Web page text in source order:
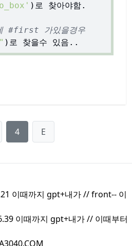
)로 찾아야함.
#first 가있을경우
4 E
이때까지 gpt+내가 //front-- 이
이때까지 gpt+내가 // 이때부터